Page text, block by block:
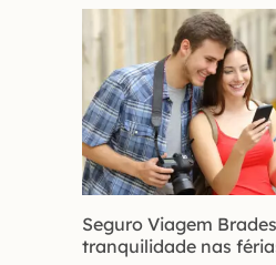
Seguro Viagem
tranquilidade nas